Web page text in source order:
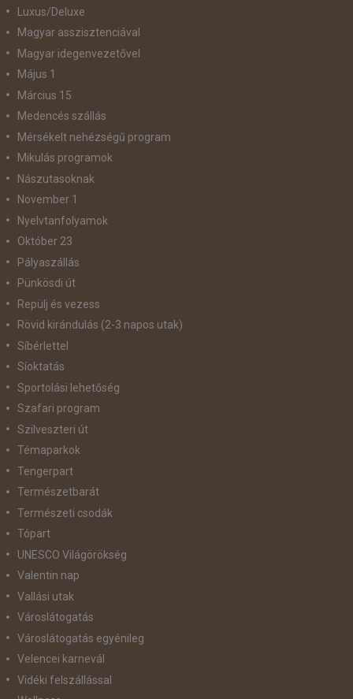
Luxus/Deluxe
Magyar asszisztenciával
Magyar idegenvezetővel
Május 1
Március 15
Medencés szállás
Mérsékelt nehézségű program
Mikulás programok
Nászutasoknak
November 1
Nyelvtanfolyamok
Október 23
Pályaszállás
Pünkösdi út
Repülj és vezess
Rövid kirándulás (2-3 napos utak)
Síbérlettel
Síoktatás
Sportolási lehetőség
Szafari program
Szilveszteri út
Témaparkok
Tengerpart
Természetbarát
Természeti csodák
Tópart
UNESCO Világörökség
Valentin nap
Vallási utak
Városlátogatás
Városlátogatás egyénileg
Velencei karnevál
Vidéki felszállással